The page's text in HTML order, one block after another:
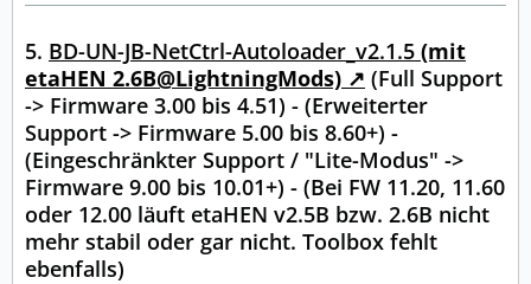
5. BD-UN-JB-NetCtrl-Autoloader_v2.1.5 (mit
etaHEN 2.6B@LightningMods)
(Full Support
-> Firmware 3.00 bis 4.51) - (Erweiterter
Support -> Firmware 5.00 bis 8.60+) -
(Eingeschränkter Support / "Lite-Modus" ->
Firmware 9.00 bis 10.01+) - (Bei FW 11.20, 11.60
oder 12.00 läuft etaHEN v2.5B bzw. 2.6B nicht
mehr stabil oder gar nicht. Toolbox fehlt
ebenfalls)